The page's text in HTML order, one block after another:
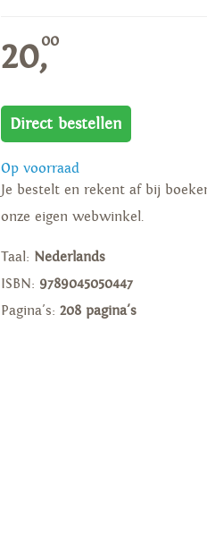
20,00
Direct bestellen
Op voorraad
Je bestelt en rekent af bij
onze eigen webwinkel.
Taal: Nederlands
ISBN: 9789045050447
Pagina's: 208 pagina's